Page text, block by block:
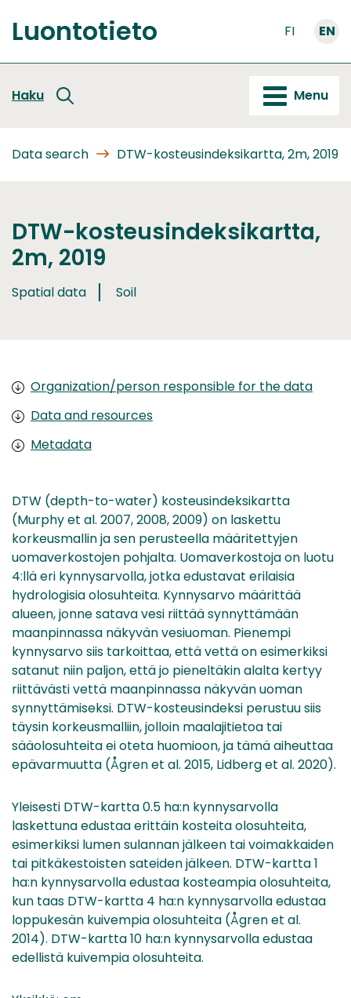
to
content
Front
Luontotieto FI EN
Haku Menu
Data search DTW-kosteusindeksikartta, 2m, 2019
DTW-kosteusindeksikartta,
2m, 2019
Spatial data Soil
Organization/person responsible for the data
Data and resources
Metadata
DTW (depth-to-water) kosteusindeksikartta
(Murphy et al. 2007, 2008, 2009) on laskettu
korkeusmallin ja sen perusteella määritettyjen
uomaverkostojen pohjalta. Uomaverkostoja on luotu
4:llä eri kynnysarvolla, jotka edustavat erilaisia
hydrologisia olosuhteita. Kynnysarvo määrittää
alueen, jonne satava vesi riittää synnyttämään
maanpinnassa näkyvän vesiuoman. Pienempi
kynnysarvo siis tarkoittaa, että vettä on esimerkiksi
satanut niin paljon, että jo pieneltäkin alalta kertyy
riittävästi vettä maanpinnassa näkyvän uoman
synnyttämiseksi. DTW-kosteusindeksi perustuu siis
täysin korkeusmalliin, jolloin maalajitietoa tai
sääolosuhteita ei oteta huomioon, ja tämä aiheuttaa
epävarmuutta (Ågren et al. 2015, Lidberg et al. 2020).
Yleisesti DTW-kartta 0.5 ha:n kynnysarvolla
laskettuna edustaa erittäin kosteita olosuhteita,
esimerkiksi lumen sulannan jälkeen tai voimakkaiden
tai pitkäkestoisten sateiden jälkeen. DTW-kartta 1
ha:n kynnysarvolla edustaa kosteampia olosuhteita,
kun taas DTW-kartta 4 ha:n kynnysarvolla edustaa
loppukesän kuivempia olosuhteita (Ågren et al.
2014). DTW-kartta 10 ha:n kynnysarvolla edustaa
edellistä kuivempia olosuhteita.